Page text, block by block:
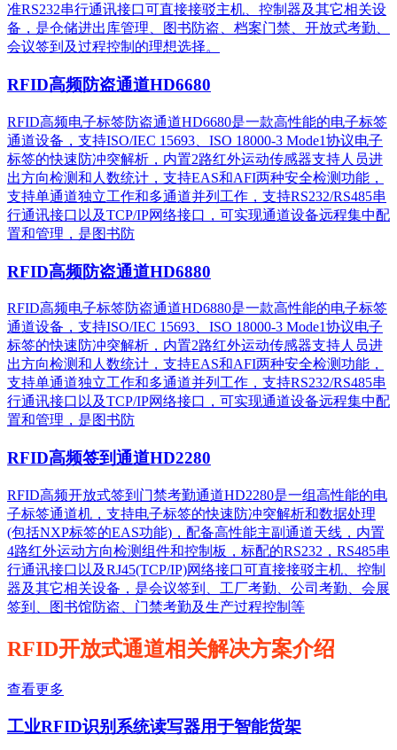
准RS232串行通讯接口可直接接驳主机、控制器及其它相关设
备，是仓储进出库管理、图书防盗、档案门禁、开放式考勤、
会议签到及过程控制的理想选择。
RFID高频防盗通道HD6680
RFID高频电子标签防盗通道HD6680是一款高性能的电子标签
通道设备，支持ISO/IEC 15693、ISO 18000-3 Mode1协议电子
标签的快速防冲突解析，内置2路红外运动传感器支持人员进
出方向检测和人数统计，支持EAS和AFI两种安全检测功能，
支持单通道独立工作和多通道并列工作，支持RS232/RS485串
行通讯接口以及TCP/IP网络接口，可实现通道设备远程集中配
置和管理，是图书防
RFID高频防盗通道HD6880
RFID高频电子标签防盗通道HD6880是一款高性能的电子标签
通道设备，支持ISO/IEC 15693、ISO 18000-3 Mode1协议电子
标签的快速防冲突解析，内置2路红外运动传感器支持人员进
出方向检测和人数统计，支持EAS和AFI两种安全检测功能，
支持单通道独立工作和多通道并列工作，支持RS232/RS485串
行通讯接口以及TCP/IP网络接口，可实现通道设备远程集中配
置和管理，是图书防
RFID高频签到通道HD2280
RFID高频开放式签到门禁考勤通道HD2280是一组高性能的电
子标签通道机，支持电子标签的快速防冲突解析和数据处理
(包括NXP标签的EAS功能)，配备高性能主副通道天线，内置
4路红外运动方向检测组件和控制板，标配的RS232，RS485串
行通讯接口以及RJ45(TCP/IP)网络接口可直接接驳主机、控制
器及其它相关设备，是会议签到、工厂考勤、公司考勤、会展
签到、图书馆防盗、门禁考勤及生产过程控制等
RFID开放式通道相关解决方案介绍
查看更多
工业RFID识别系统读写器用于智能货架